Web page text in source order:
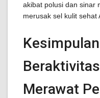
akibat polusi dan sinar
merusak sel kulit sehat
Merawat